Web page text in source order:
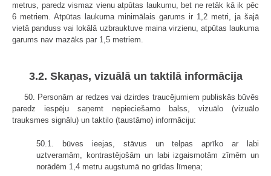
metrus, paredz vismaz vienu atpūtas laukumu, bet ne retāk kā ik pēc
6 metriem. Atpūtas laukuma minimālais garums ir 1,2 metri, ja šajā
vietā panduss vai lokālā uzbrauktuve maina virzienu, atpūtas laukuma
garums nav mazāks par 1,5 metriem.
3.2. Skaņas, vizuālā un taktilā informācija
50. Personām ar redzes vai dzirdes traucējumiem publiskās būvēs
paredz iespēju saņemt nepieciešamo balss, vizuālo (vizuālo
trauksmes signālu) un taktilo (taustāmo) informāciju:
50.1. būves ieejas, stāvus un telpas aprīko ar labi
uztveramām, kontrastējošām un labi izgaismotām zīmēm un
norādēm 1,4 metru augstumā no grīdas līmeņa;